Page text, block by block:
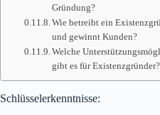
Gründung?
Wie betreibt ein
und gewinnt Kunden?
Welche
gibt es für Existenzgründer?
Schlüsselerkenntnisse: